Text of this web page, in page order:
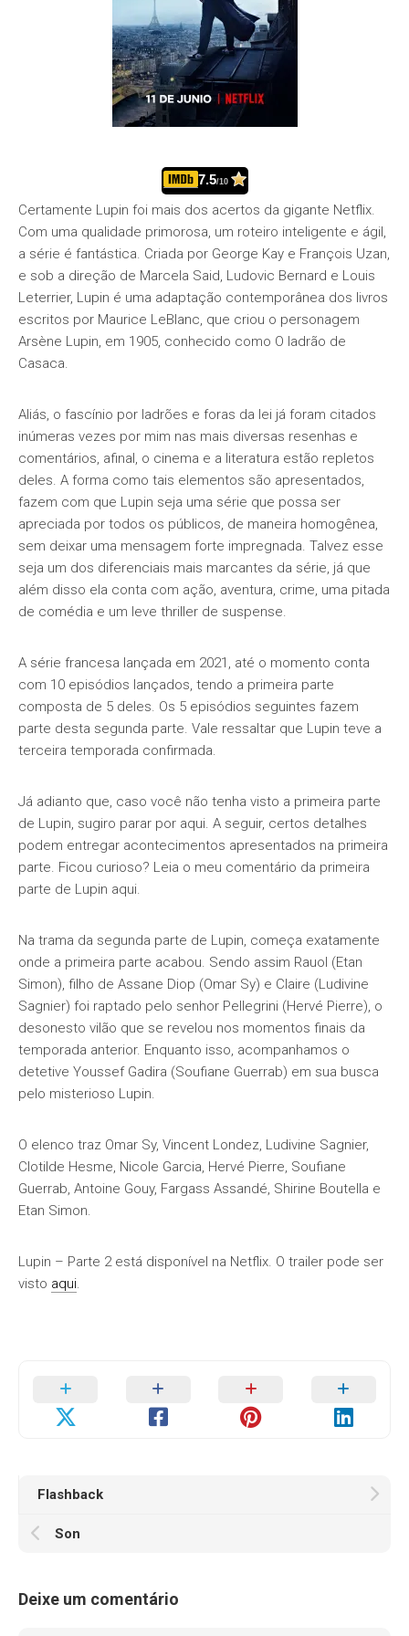
7.5/10
Certamente Lupin foi mais dos acertos da gigante Netflix.
Com uma qualidade primorosa, um roteiro inteligente e ágil,
a série é fantástica. Criada por George Kay e François Uzan,
e sob a direção de Marcela Said, Ludovic Bernard e Louis
Leterrier, Lupin é uma adaptação contemporânea dos livros
escritos por Maurice LeBlanc, que criou o personagem
Arsène Lupin, em 1905, conhecido como O ladrão de
Casaca.
Aliás, o fascínio por ladrões e foras da lei já foram citados
inúmeras vezes por mim nas mais diversas resenhas e
comentários, afinal, o cinema e a literatura estão repletos
deles. A forma como tais elementos são apresentados,
fazem com que Lupin seja uma série que possa ser
apreciada por todos os públicos, de maneira homogênea,
sem deixar uma mensagem forte impregnada. Talvez esse
seja um dos diferenciais mais marcantes da série, já que
além disso ela conta com ação, aventura, crime, uma pitada
de comédia e um leve thriller de suspense.
A série francesa lançada em 2021, até o momento conta
com 10 episódios lançados, tendo a primeira parte
composta de 5 deles. Os 5 episódios seguintes fazem
parte desta segunda parte. Vale ressaltar que Lupin teve a
terceira temporada confirmada.
Já adianto que, caso você não tenha visto a primeira parte
de Lupin, sugiro parar por aqui. A seguir, certos detalhes
podem entregar acontecimentos apresentados na primeira
parte. Ficou curioso? Leia o meu comentário da primeira
parte de Lupin aqui.
Na trama da segunda parte de Lupin, começa exatamente
onde a primeira parte acabou. Sendo assim Rauol (Etan
Simon), filho de Assane Diop (Omar Sy) e Claire (Ludivine
Sagnier) foi raptado pelo senhor Pellegrini (Hervé Pierre), o
desonesto vilão que se revelou nos momentos finais da
temporada anterior. Enquanto isso, acompanhamos o
detetive Youssef Gadira (Soufiane Guerrab) em sua busca
pelo misterioso Lupin.
O elenco traz Omar Sy, Vincent Londez, Ludivine Sagnier,
Clotilde Hesme, Nicole Garcia, Hervé Pierre, Soufiane
Guerrab, Antoine Gouy, Fargass Assandé, Shirine Boutella e
Etan Simon.
Lupin – Parte 2 está disponível na Netflix. O trailer pode ser
visto aqui.
Flashback
Son
Deixe um comentário